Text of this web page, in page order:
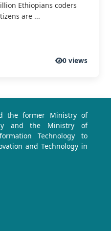
Ethiopians coders
are ...
0 views
the former Ministry of
and the Ministry of
Technology to
and Technology in